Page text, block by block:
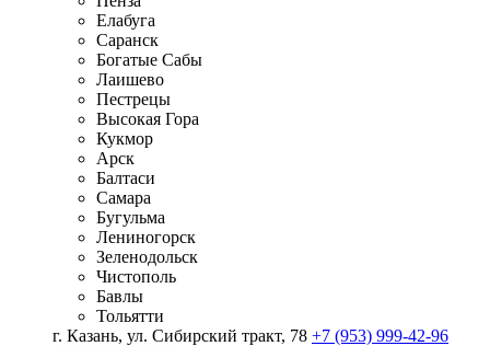
Елабуга
Саранск
Богатые Сабы
Лаишево
Пестрецы
Высокая Гора
Кукмор
Арск
Балтаси
Самара
Бугульма
Лениногорск
Зеленодольск
Чистополь
Бавлы
Тольятти
г. Казань, ул. Сибирский тракт, 78 +7 (953) 999-42-96